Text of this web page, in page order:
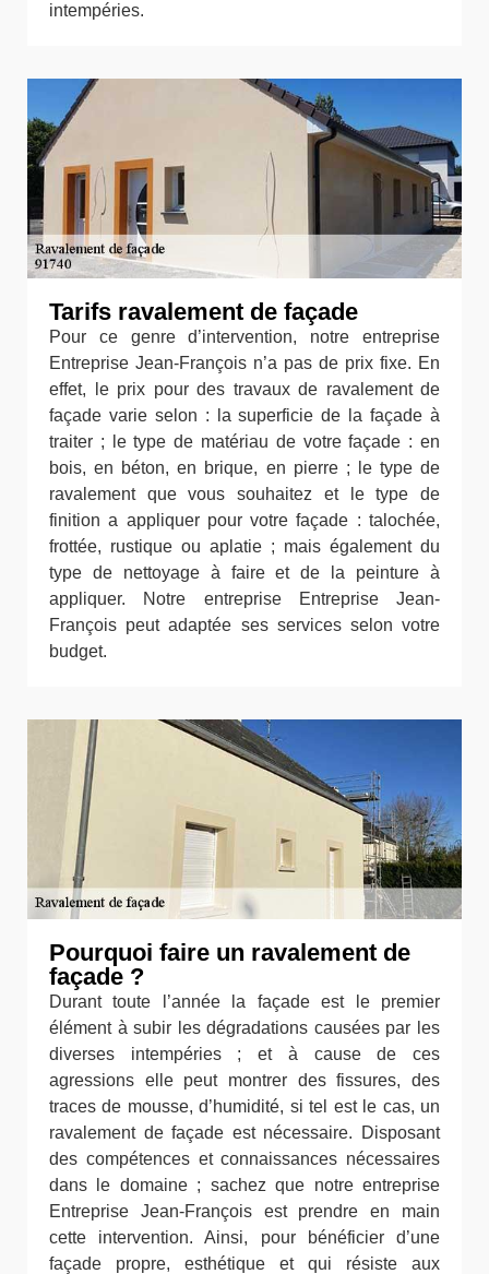
intempéries.
Tarifs ravalement de façade
Pour ce genre d’intervention, notre entreprise
Entreprise Jean-François n’a pas de prix fixe. En
effet, le prix pour des travaux de ravalement de
façade varie selon : la superficie de la façade à
traiter ; le type de matériau de votre façade : en
bois, en béton, en brique, en pierre ; le type de
ravalement que vous souhaitez et le type de
finition a appliquer pour votre façade : talochée,
frottée, rustique ou aplatie ; mais également du
type de nettoyage à faire et de la peinture à
appliquer. Notre entreprise Entreprise Jean-
François peut adaptée ses services selon votre
budget.
Pourquoi faire un ravalement de
façade ?
Durant toute l’année la façade est le premier
élément à subir les dégradations causées par les
diverses intempéries ; et à cause de ces
agressions elle peut montrer des fissures, des
traces de mousse, d’humidité, si tel est le cas, un
ravalement de façade est nécessaire. Disposant
des compétences et connaissances nécessaires
dans le domaine ; sachez que notre entreprise
Entreprise Jean-François est prendre en main
cette intervention. Ainsi, pour bénéficier d’une
façade propre, esthétique et qui résiste aux